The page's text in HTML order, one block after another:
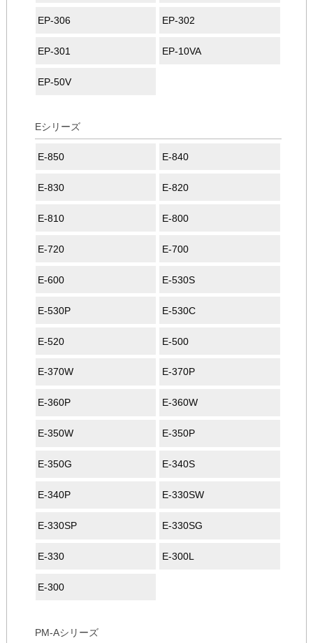
EP-306 EP-302
EP-301 EP-10VA
EP-50V
Eシリーズ
E-850 E-840
E-830 E-820
E-810 E-800
E-720 E-700
E-600 E-530S
E-530P E-530C
E-520 E-500
E-370W E-370P
E-360P E-360W
E-350W E-350P
E-350G E-340S
E-340P E-330SW
E-330SP E-330SG
E-330 E-300L
E-300
PM-Aシリーズ